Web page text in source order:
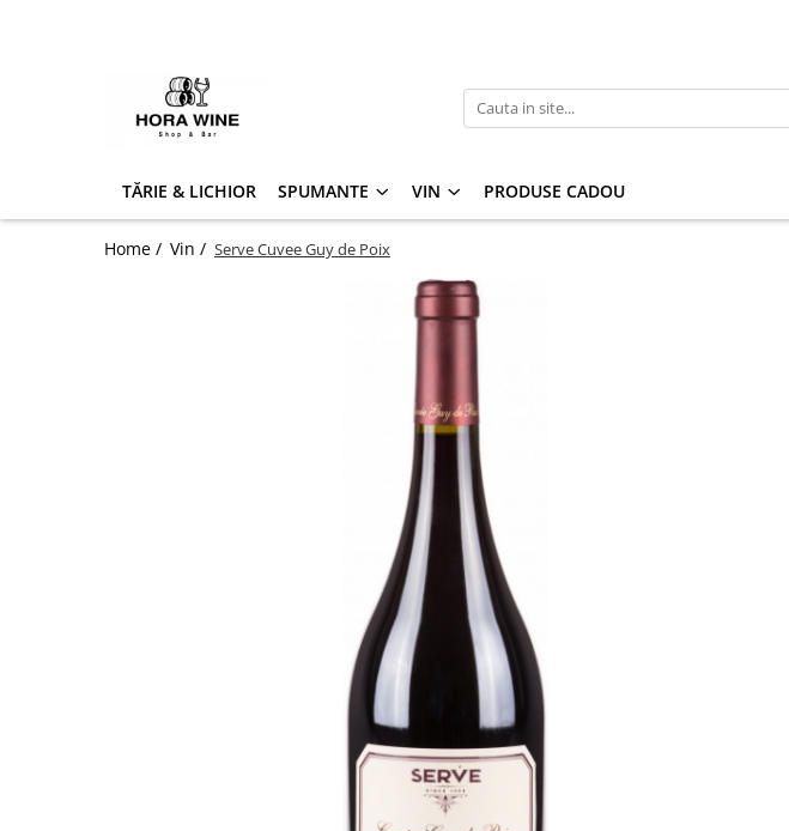
Ice Wine
TĂRIE & LICHIOR SPUMANTE VIN PRODUSE CADOU
Home / Vin / Serve Cuvee Guy de Poix